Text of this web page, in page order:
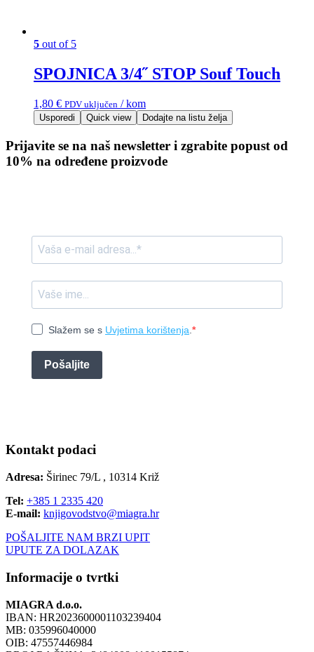
5 out of 5
SPOJNICA 3/4˝ STOP Souf Touch
1,80 € PDV uključen / kom
Usporedi Quick view Dodajte na listu želja
Prijavite se na naš newsletter i zgrabite popust od
10% na određene proizvode
Slažem se s Uvjetima korištenja
Pošaljite
Kontakt podaci
Adresa: Širinec 79/L , 10314 Križ
Tel: +385 1 2335 420
E-mail: knjigovodstvo@miagra.hr
POŠALJITE NAM BRZI UPIT
UPUTE ZA DOLAZAK
Informacije o tvrtki
MIAGRA d.o.o.
IBAN: HR2023600001103239404
MB: 035996040000
OIB: 47557446984